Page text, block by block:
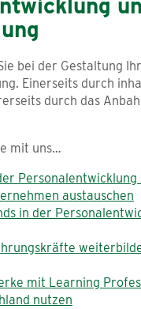
bei der Gestaltung
Einerseits durch
durch das
mit uns…
Personalentwicklung
austauschen
in der
mit Learning
nutzen